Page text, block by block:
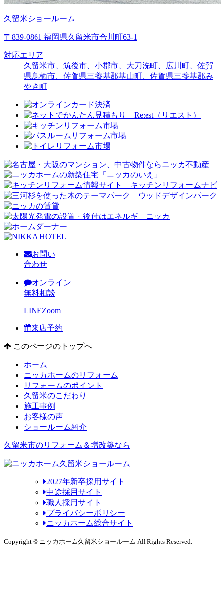
久留米ショールーム
〒839-0861 福岡県久留米市合川町63-1
対応エリア
久留米市、筑後市、小郡市、大刀洗町、広川町、佐賀
県鳥栖市、佐賀県三養基郡基山町、佐賀県三養基郡み
やき町
お問い
合わせ
オンライン
無料相談
LINEZoom
来店予約
このページのトップへ
ホーム
ニッカホームのリフォーム
リフォームのポイント
久留米のこだわり
施工事例
お客様の声
ショールーム紹介
久留米市のリフォーム＆増改築なら
2027年新卒採用サイト
中途採用サイト
職人採用サイト
プライバシーポリシー
ニッカホーム総合サイト
Copyright © ニッカホーム久留米ショールーム All Rights Reserved.